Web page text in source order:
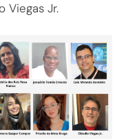
Viegas Jr.